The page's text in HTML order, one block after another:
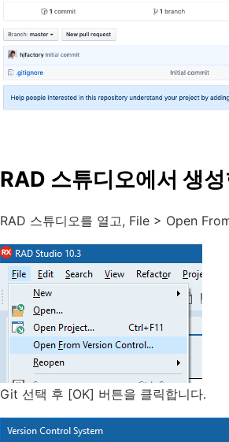
RAD 스튜디오에서 생
RAD 스튜디오를 열고, File > Open
Git 선택 후 [OK] 버튼을 클릭합니다.